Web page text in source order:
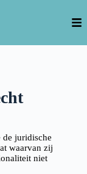
de juridische
waarvan zij
niet